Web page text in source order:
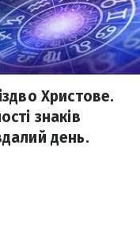
Христове.
знаків
день.